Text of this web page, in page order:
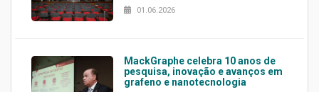
01.06.2026
MackGraphe celebra 10 anos de
pesquisa, inovação e avanços em
grafeno e nanotecnologia